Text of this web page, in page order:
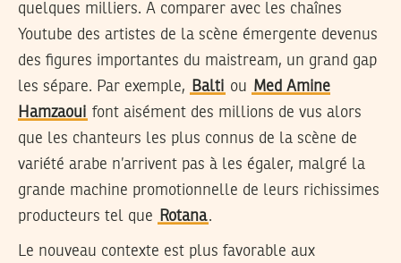
quelques milliers. A comparer avec les chaînes
Youtube des artistes de la scène émergente devenus
des figures importantes du maistream, un grand gap
les sépare. Par exemple,
Balti ou Med Amine
Hamzaoui font aisément des millions de vus alors
que les chanteurs les plus connus de la scène de
variété arabe n’arrivent pas à les égaler, malgré la
grande machine promotionnelle de leurs richissimes
producteurs tel que
Rotana.
Le nouveau contexte est plus favorable aux